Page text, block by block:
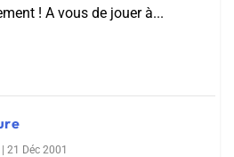
! A vous de jouer à...
21 Déc 2001